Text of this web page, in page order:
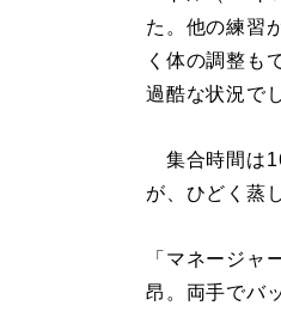
た。他の練習
く体の調整も
過酷な状況で
集合時間は
が、ひどく蒸
「マネージャ
昂。両手でバ